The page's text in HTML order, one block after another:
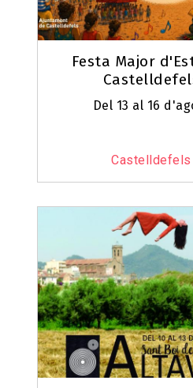
Festa Major
Del 13 al 16
Castelldefels